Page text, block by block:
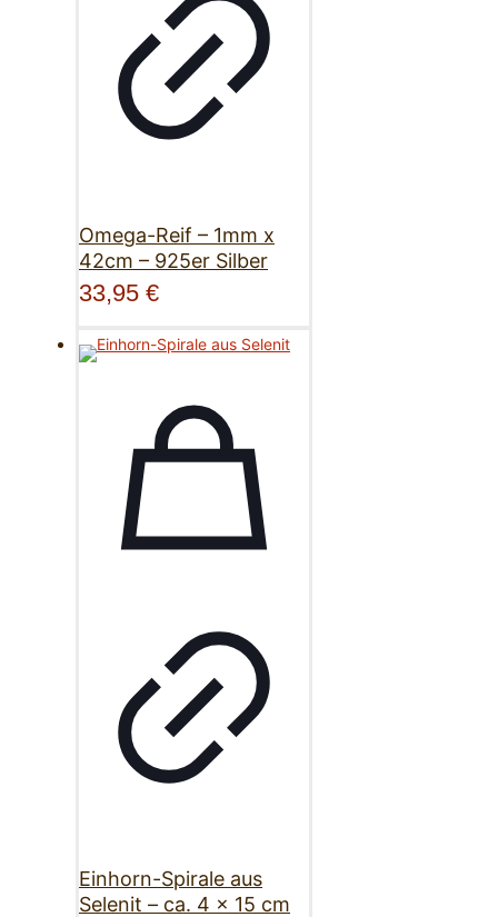
Omega-Reif – 1mm x
42cm – 925er Silber
33,95 €
Einhorn-Spirale aus
Selenit – ca. 4 x 15 cm